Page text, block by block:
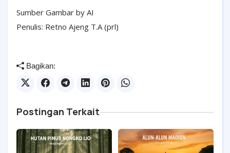
Sumber Gambar by AI
Penulis: Retno Ajeng T.A (prl)
Bagikan:
Postingan Terkait